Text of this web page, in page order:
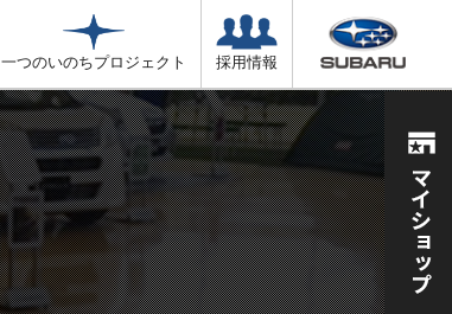
一つのいのちプロジェクト 採用情報